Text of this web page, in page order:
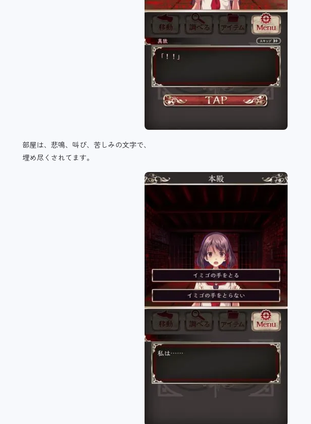
部屋は、悲鳴、叫び、苦しみの文字で、
埋め尽くされてます。